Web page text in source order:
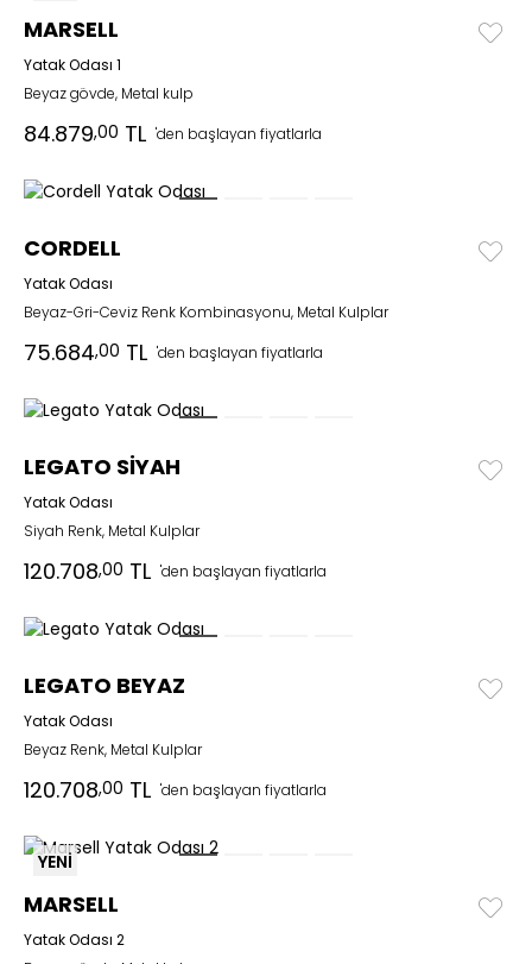
MARSELL
Yatak Odası 1
Beyaz gövde, Metal kulp
84.879,00 TL 'den başlayan fiyatlarla
CORDELL
Yatak Odası
Beyaz-Gri-Ceviz Renk Kombinasyonu, Metal Kulplar
75.684,00 TL 'den başlayan fiyatlarla
LEGATO SİYAH
Yatak Odası
Siyah Renk, Metal Kulplar
120.708,00 TL 'den başlayan fiyatlarla
LEGATO BEYAZ
Yatak Odası
Beyaz Renk, Metal Kulplar
120.708,00 TL 'den başlayan fiyatlarla
YENİ
MARSELL
Yatak Odası 2